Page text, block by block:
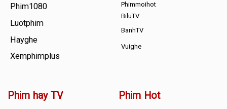
Phim1080
Luotphim
Hayghe
Xemphimplus
Phimmoihot
BiluTV
BanhTV
Vuighe
Phim hay TV Phim Hot